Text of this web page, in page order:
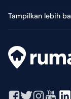
Tampilkan lebih